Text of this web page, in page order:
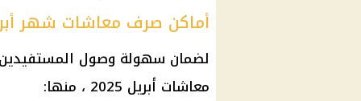
أماكن صرف معاشات شهر أبريل
لضمان سهولة وصول
معاشات أبريل 2025
، منها: